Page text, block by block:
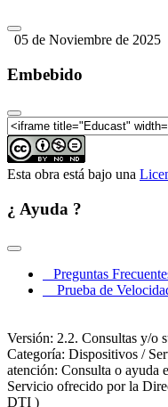
05 de Noviembre de 2025
Embebido
Esta obra está bajo una
¿ Ayuda ?
Preguntas
Prueba de
Versión: 2.2. Consultas y/o
Categoría: Dispositivos /
atención: Consulta o ayuda
Servicio ofrecido por la
DTI )